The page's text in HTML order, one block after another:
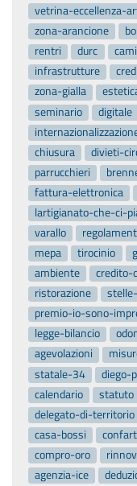
vetrina-eccellenza-
zona-arancione
rentri
durc
infrastrutture
zona-gialla
seminario
digitale
chiusura
divieti-
parrucchieri
fattura-elettronica
lartigianato-che-ci-
varallo
mepa
tirocinio
ambiente
credito-
ristorazione
premio-io-sono-
legge-bilancio
agevolazioni
statale-34
diego-
calendario
statuto
delegato-di-territorio
casa-bossi
compro-oro
agenzia-ice